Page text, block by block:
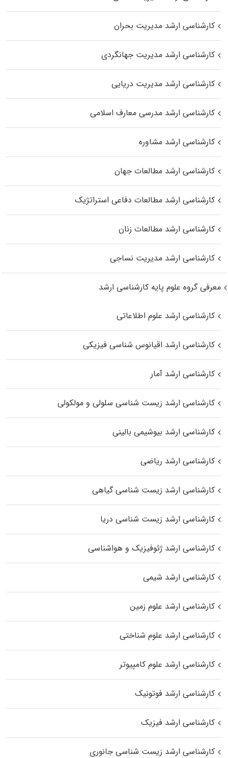
کارشناسی ارشد مدیریت بحران
کارشناسی ارشد مدیریت جهانگردی
کارشناسی ارشد مدیریت دریایی
کارشناسی ارشد مدرسی معارف اسلامی
کارشناسی ارشد مشاوره
کارشناسی ارشد مطالعات جهان
کارشناسی ارشد مطالعات دفاعی استراتژیک
کارشناسی ارشد مطالعات زنان
کارشناسی ارشد مدیریت نساجی
معرفی گروه علوم پایه کارشناسی ارشد
کارشناسی ارشد علوم اطلاعاتی
کارشناسی ارشد اقیانوس‌ شناسی فیزیکی
کارشناسی ارشد آمار
کارشناسی ارشد زیست شناسی سلولی و مولکولی
کارشناسی ارشد بیوشیمی بالینی
کارشناسی ارشد ریاضی
کارشناسی ارشد زیست‌ شناسی گیاهی
کارشناسی ارشد زیست‌ شناسی دریا
کارشناسی ارشد ژئوفیزیک و هواشناسی
کارشناسی ارشد شیمی
کارشناسی ارشد علوم زمین
کارشناسی ارشد علوم شناختی
کارشناسی ارشد علوم کامپیوتر
کارشناسی ارشد فوتونیک
کارشناسی ارشد فیزیک
کارشناسی ارشد زیست‌ شناسی جانوری